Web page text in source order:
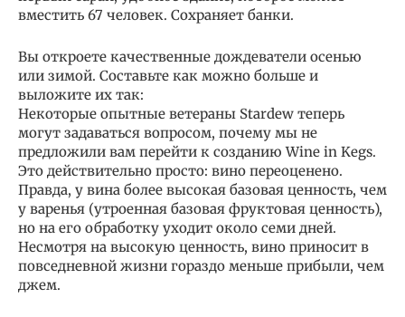
вместить 67 человек. Сохраняет банки.
Вы откроете качественные дождеватели осенью
или зимой. Составьте как можно больше и
выложите их так:
Некоторые опытные ветераны Stardew теперь
могут задаваться вопросом, почему мы не
предложили вам перейти к созданию Wine in Kegs.
Это действительно просто: вино переоценено.
Правда, у вина более высокая базовая ценность, чем
у варенья (утроенная базовая фруктовая ценность),
но на его обработку уходит около семи дней.
Несмотря на высокую ценность, вино приносит в
повседневной жизни гораздо меньше прибыли, чем
джем.